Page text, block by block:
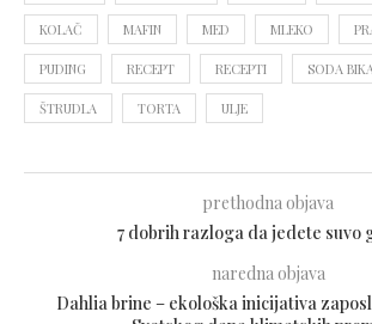
KOLAČ MAFIN MED MLEKO
PUDING RECEPT RECEPTI SODA
ŠTRUDLA TORTA ULJE
prethodna objava
7 dobrih razloga da jedete suvo
naredna objava
Dahlia brine – ekološka inicijativa